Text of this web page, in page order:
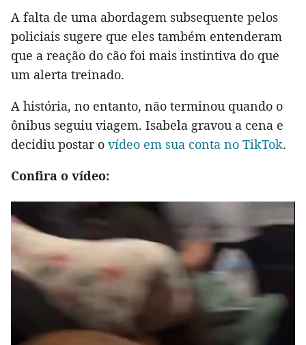
A falta de uma abordagem subsequente pelos
policiais sugere que eles também entenderam
que a reação do cão foi mais instintiva do que
um alerta treinado.
A história, no entanto, não terminou quando o
ônibus seguiu viagem. Isabela gravou a cena e
decidiu postar o vídeo em sua conta no TikTok.
Confira o vídeo: